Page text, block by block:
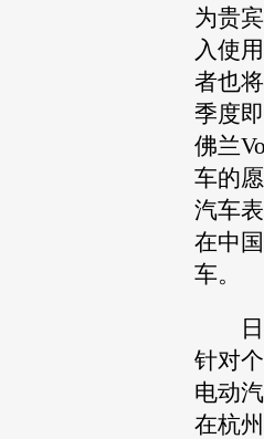
为贵
入使
者也
季度
佛兰
车的
汽车
在中
车。
日
针对
电动
在杭